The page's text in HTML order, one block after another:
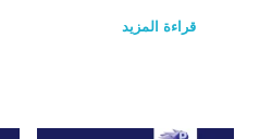
قراءة المزيد